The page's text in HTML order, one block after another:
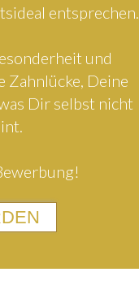
entsprechen.
und
Zahnlücke, Deine
Dir selbst nicht